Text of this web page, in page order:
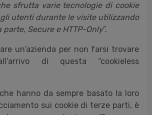
sfrutta varie tecnologie di cookie
utenti durante le visite utilizzando
parte, Secure e HTTP-Only”.
un’azienda per non farsi trovare
di questa “cookieless
hanno da sempre basato la loro
sui cookie di terze parti, è